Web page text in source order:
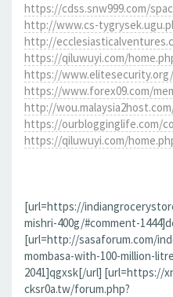
https://cdss.snw999.com/
http://www.cs-
http://
https://qiluwuyi.com/
https://
https://www.forex09.com/
http://
https://ourblogginglife.com/
https://qiluwuyi.com/
[url=https://
mishri-400g/#comment-
[url=http://sasaforum.com/
mombasa-with-100-million-
2041]qgxsk[/url] [url=https://
cksr0a.tw/forum.php?